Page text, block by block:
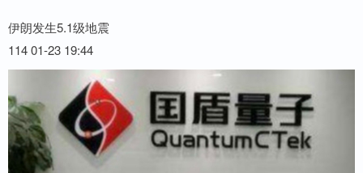
伊朗发生5.1级地震
114 01-23 19:44